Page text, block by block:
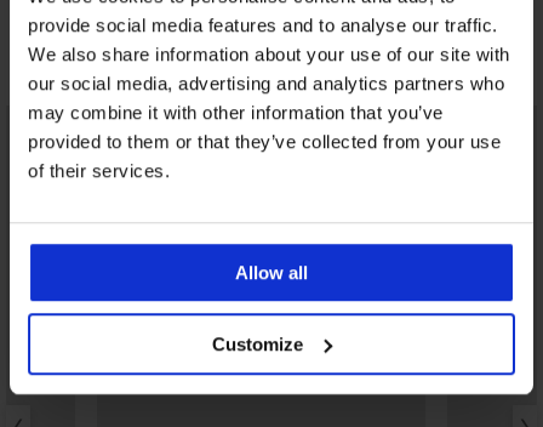
provide social media features and to analyse our traffic.
We also share information about your use of our site with
our social media, advertising and analytics partners who
may combine it with other information that you’ve
provided to them or that they’ve collected from your use
of their services.
Allow all
Customize
Otkrijte slične komade